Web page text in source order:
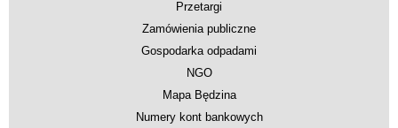
Przetargi
Zamówienia publiczne
Gospodarka odpadami
NGO
Mapa Będzina
Numery kont bankowych